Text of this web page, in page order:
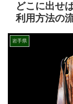
どこに出せ
利用方法の
岩手県